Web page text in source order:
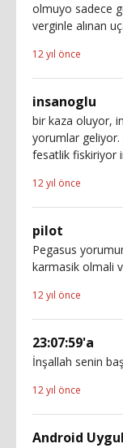
olmuyo sadece
verginle alınan
12 yıl önce
insanoglu
bir kaza oluyor,
yorumlar
fesatlik fiskiriyor
12 yıl önce
pilot
Pegasus
karmasik olmali
12 yıl önce
23:07:59'a
İnşallah senin
12 yıl önce
Android